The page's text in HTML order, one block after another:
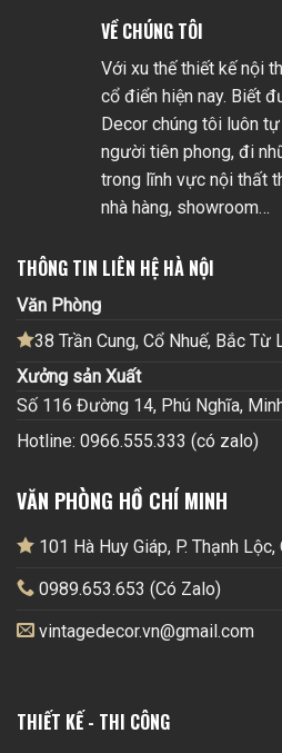
VỀ CHÚNG TÔI
Với xu thế thiết kế nội
cổ điển hiện nay. Biết
Decor chúng tôi luôn
người tiên phong, đi
trong lĩnh vực nội thất
nhà hàng, showroom…
THÔNG TIN LIÊN HỆ HÀ NỘI
Văn Phòng
38 Trần Cung, Cổ Nhuế, Bắc Từ
Xưởng sản Xuất
Số 116 Đường 14, Phú Nghĩa,
Hotline: 0966.555.333 (có zalo)
VĂN PHÒNG HỒ CHÍ MINH
101 Hà Huy Giáp, P. Thạnh Lộc,
0989.653.653 (Có Zalo)
vintagedecor.vn@gmail.com
THIẾT KẾ - THI CÔNG